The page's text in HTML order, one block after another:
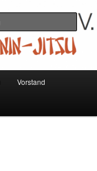
Vorstand